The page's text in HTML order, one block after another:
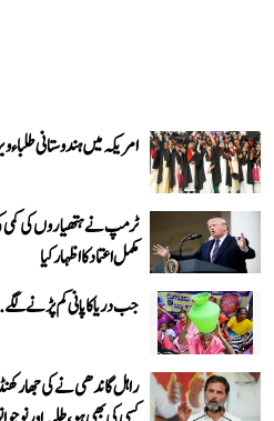
امریکہ میں ہندوستانی طلباء ویزا کی
ٹرمپ نے ہتھیاروں کی کمی
مکمل اعتماد کا اظہار کیا
جب دریا کا پانی کم پڑنے
راہل گاندھی نے کی